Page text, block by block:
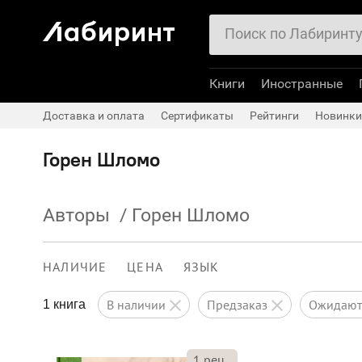
Горен Шломо
Авторы / Горен Шломо
НАЛИЧИЕ ЦЕНА ЯЗЫК
1 книга в наличии предзаказ
Книги Иностранные
Доставка и оплата Сертификаты Рейтинги Новинки